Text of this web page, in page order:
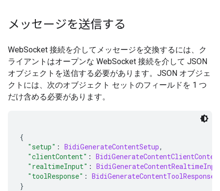
メッセージを送信する
WebSocket 接続を介してメッセージを交換するには、ク
ライアントはオープンな WebSocket 接続を介して JSON
オブジェクトを送信する必要があります。JSON オブジェ
クトには、次のオブジェクト セットのフィールドを 1 つ
だけ含める必要があります。
{
"setup" : BidiGenerateContentSetup,
"clientContent" :
"realtimeInput" :
"toolResponse" : BidiGenerateContentToolResponse
}